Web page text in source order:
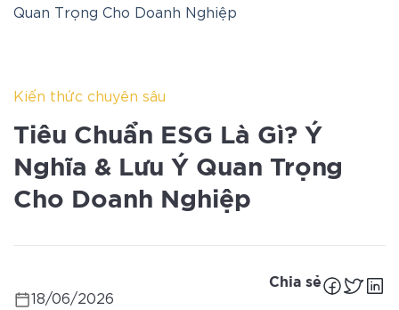
Quan Trọng Cho Doanh Nghiệp
Kiến thức chuyên sâu
Tiêu Chuẩn ESG Là Gì? Ý
Nghĩa & Lưu Ý Quan Trọng
Cho Doanh Nghiệp
18/06/2026
Chia sẻ